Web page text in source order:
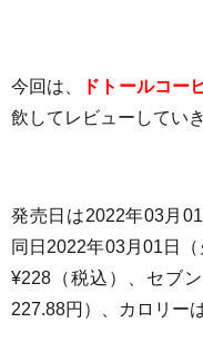
今回は、 ドトールコー
飲してレビューしてい
発売日は2022年03月01
同日2022年03月01日（
¥228（税込）、 セブ
227.88円）、
カロリー